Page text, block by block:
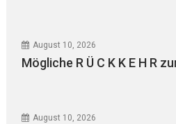
August 10, 2026
Mögliche R Ü C K K E H R
August 10, 2026